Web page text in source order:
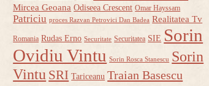
Mircea Geoana Odiseea Crescent Omar Hayssam
Patriciu proces Razvan Petrovici Dan Badea Realitatea Tv
Romania Rudas Erno Securitate Securitatea SIE Sorin
Ovidiu Vintu Sorin Rosca Stanescu Sorin
Vintu SRI Tariceanu Traian Basescu